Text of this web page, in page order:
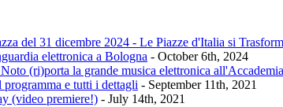
del 31 dicembre 2024 - Le Piazze d'Italia si
elettronica a Bologna - October 6th, 2024
(ri)porta la grande musica elettronica
e tutti i dettagli - September 11th, 2021
(video premiere!) - July 14th, 2021